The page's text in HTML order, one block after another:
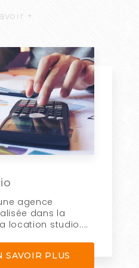
+
agence
dans la
location studio....
SAVOIR PLUS